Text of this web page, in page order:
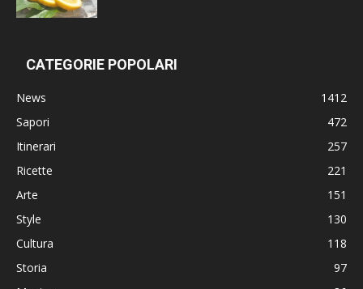
CATEGORIE POPOLARI
News
1412
Sapori
472
Itinerari
257
Ricette
221
Arte
151
Style
130
Cultura
118
Storia
97